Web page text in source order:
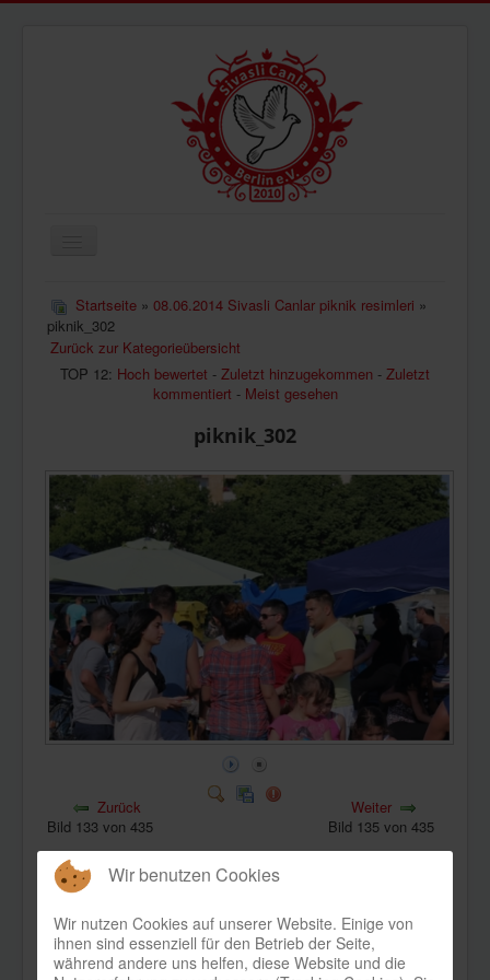
ÜBERUNS
AKTUELLES
BILDER
DATENSCHUTZ
KONTAKT
Startseite » 08.06.2014 Sivasli Canlar piknik resimleri »
piknik_302
Zurück zur Kategorieübersicht
TOP 12: Hoch bewertet - Zuletzt hinzugekommen - Zuletzt
kommentiert - Meist gesehen
piknik_302
Zurück
Bild 133 von 435
Weiter
Bild 135 von 435
Bild-Informationen
Wir benutzen Cookies
Wir nutzen Cookies auf unserer Website. Einige von
ihnen sind essenziell für den Betrieb der Seite,
während andere uns helfen, diese Website und die